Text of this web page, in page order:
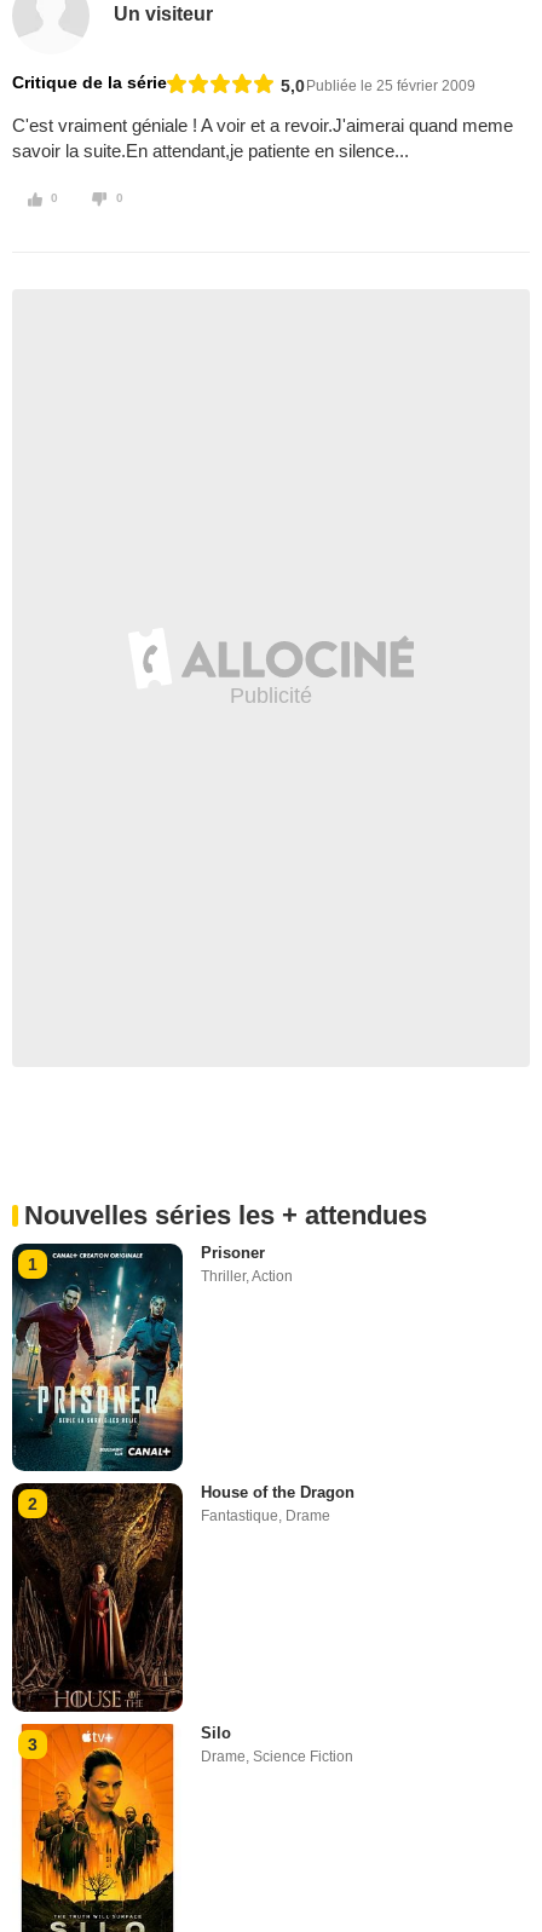
Un visiteur
Critique de la série 5,0Publiée le 25 février 2009
C'est vraiment géniale ! A voir et a revoir.J'aimerai quand meme
savoir la suite.En attendant,je patiente en silence...
0 0
Nouvelles séries les + attendues
1
Prisoner
Thriller,Action
2
House of the Dragon
Fantastique, Drame
3
Silo
Drame ,Science Fiction